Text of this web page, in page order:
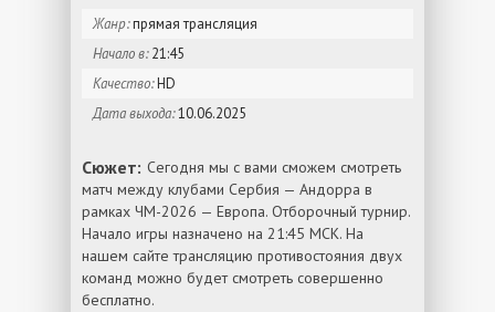
Жанр:прямая трансляция
Начало в:21:45
Качество:HD
Дата выхода:10.06.2025
Сюжет: Сегодня мы с вами сможем смотреть
матч между клубами Сербия — Андорра в
рамках ЧМ-2026 — Европа. Отборочный турнир.
Начало игры назначено на 21:45 МСК. На
нашем сайте трансляцию противостояния двух
команд можно будет смотреть совершенно
бесплатно.